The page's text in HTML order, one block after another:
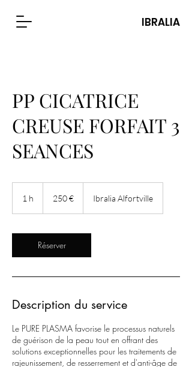
IBRALIA
PP CICATRICE
CREUSE FORFAIT 3
SEANCES
1 h 250 € Ibralia Alfortville
Réserver
Description du service
Le PURE PLASMA favorise le processus naturels
de guérison de la peau tout en offrant des
solutions exceptionnelles pour les traitements de
rajeunissement, de resserrement et d'anti-âge de